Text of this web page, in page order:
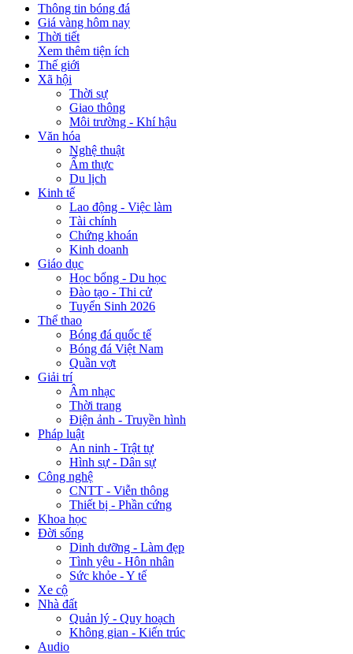
Thông tin bóng đá
Giá vàng hôm nay
Thời tiết
Xem thêm tiện ích
Thế giới
Xã hội
Thời sự
Giao thông
Môi trường - Khí hậu
Văn hóa
Nghệ thuật
Ẩm thực
Du lịch
Kinh tế
Lao động - Việc làm
Tài chính
Chứng khoán
Kinh doanh
Giáo dục
Học bổng - Du học
Đào tạo - Thi cử
Tuyển Sinh 2026
Thể thao
Bóng đá quốc tế
Bóng đá Việt Nam
Quần vợt
Giải trí
Âm nhạc
Thời trang
Điện ảnh - Truyền hình
Pháp luật
An ninh - Trật tự
Hình sự - Dân sự
Công nghệ
CNTT - Viễn thông
Thiết bị - Phần cứng
Khoa học
Đời sống
Dinh dưỡng - Làm đẹp
Tình yêu - Hôn nhân
Sức khỏe - Y tế
Xe cộ
Nhà đất
Quản lý - Quy hoạch
Không gian - Kiến trúc
Audio